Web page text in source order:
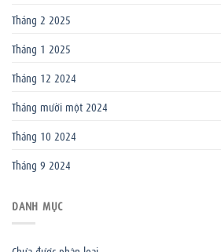
Tháng 2 2025
Tháng 1 2025
Tháng 12 2024
Tháng mười một 2024
Tháng 10 2024
Tháng 9 2024
DANH MỤC